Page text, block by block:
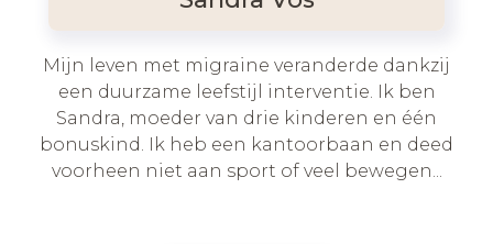
Mijn leven met migraine veranderde dankzij
een duurzame leefstijl interventie. Ik ben
Sandra, moeder van drie kinderen en één
bonuskind. Ik heb een kantoorbaan en deed
voorheen niet aan sport of veel bewegen...